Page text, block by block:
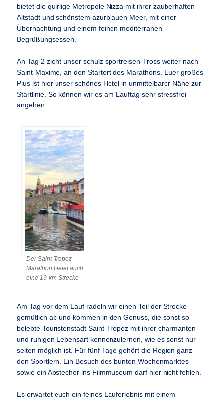
bietet die quirlige Metropole Nizza mit ihrer zauberhaften
Altstadt und schönstem azurblauen Meer, mit einer
Übernachtung und einem feinen mediterranen
Begrüßungsessen.
An Tag 2 zieht unser schulz sportreisen-Tross weiter nach
Saint-Maxime, an den Startort des Marathons. Euer großes
Plus ist hier unser schönes Hotel in unmittelbarer Nähe zur
Startlinie. So können wir es am Lauftag sehr stressfrei
angehen.
Der Saint-Tropez-
Marathon bietet auch
eine 19-km-Strecke
Am Tag vor dem Lauf radeln wir einen Teil der Strecke
gemütlich ab und kommen in den Genuss, die sonst so
belebte Touristenstadt Saint-Tropez mit ihrer charmanten
und ruhigen Lebensart kennenzulernen, wie es sonst nur
selten möglich ist. Für fünf Tage gehört die Region ganz
den Sportlern. Ein Besuch des bunten Wochenmarktes
sowie ein Abstecher ins Filmmuseum darf hier nicht fehlen.
Es erwartet euch ein feines Lauferlebnis mit einem